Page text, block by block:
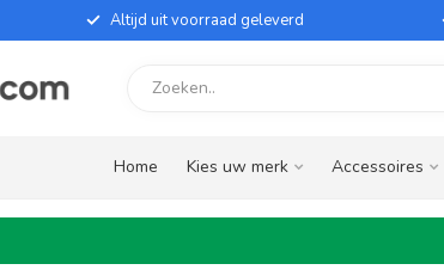
Altijd uit voorraad geleverd
Home Kies uw merk Accessoires